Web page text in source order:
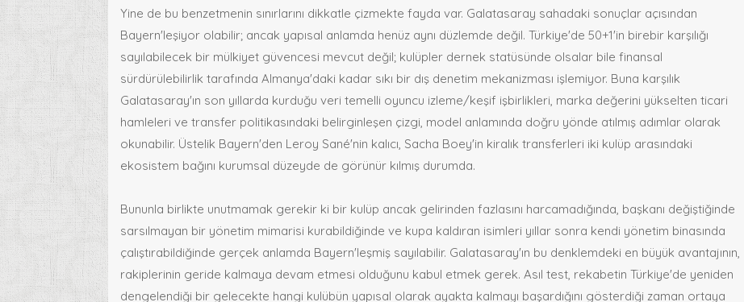
Yine de bu benzetmenin sınırlarını dikkatle çizmekte fayda var. Galatasaray sahadaki sonuçlar açısından
Bayern'leşiyor olabilir; ancak yapısal anlamda henüz aynı düzlemde değil. Türkiye'de 50+1'in birebir karşılığı
sayılabilecek bir mülkiyet güvencesi mevcut değil; kulüpler dernek statüsünde olsalar bile finansal
sürdürülebilirlik tarafında Almanya'daki kadar sıkı bir dış denetim mekanizması işlemiyor. Buna karşılık
Galatasaray'ın son yıllarda kurduğu veri temelli oyuncu izleme/keşif işbirlikleri, marka değerini yükselten ticari
hamleleri ve transfer politikasındaki belirginleşen çizgi, model anlamında doğru yönde atılmış adımlar olarak
okunabilir. Üstelik Bayern'den Leroy Sané'nin kalıcı, Sacha Boey'in kiralık transferleri iki kulüp arasındaki
ekosistem bağını kurumsal düzeyde de görünür kılmış durumda.
Bununla birlikte unutmamak gerekir ki bir kulüp ancak gelirinden fazlasını harcamadığında, başkanı değiştiğinde
sarsılmayan bir yönetim mimarisi kurabildiğinde ve kupa kaldıran isimleri yıllar sonra kendi yönetim binasında
çalıştırabildiğinde gerçek anlamda Bayern'leşmiş sayılabilir. Galatasaray'ın bu denklemdeki en büyük avantajının,
rakiplerinin geride kalmaya devam etmesi olduğunu kabul etmek gerek. Asıl test, rekabetin Türkiye'de yeniden
dengelendiği bir gelecekte hangi kulübün yapısal olarak ayakta kalmayı başardığını gösterdiği zaman ortaya